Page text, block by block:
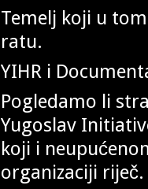
Temelj koji u
ratu.
YIHR i
Pogledamo li
Yugoslav
koji i
organizaciji riječ.